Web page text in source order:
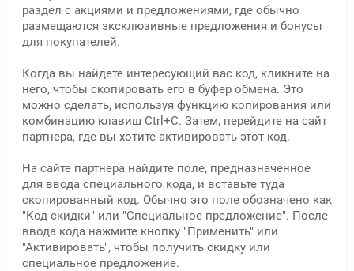
раздел с акциями и предложениями, где обычно
размещаются эксклюзивные предложения и бонусы
для покупателей.
Когда вы найдете интересующий вас код, кликните на
него, чтобы скопировать его в буфер обмена. Это
можно сделать, используя функцию копирования или
комбинацию клавиш Ctrl+C. Затем, перейдите на сайт
партнера, где вы хотите активировать этот код.
На сайте партнера найдите поле, предназначенное
для ввода специального кода, и вставьте туда
скопированный код. Обычно это поле обозначено как
"Код скидки" или "Специальное предложение". После
ввода кода нажмите кнопку "Применить" или
"Активировать", чтобы получить скидку или
специальное предложение.